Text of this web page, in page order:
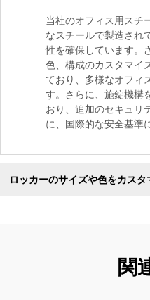
当社のオフィス用スチ
なスチールで製造され
性を確保しています。
色、構成のカスタマイ
ており、多様なオフィ
す。さらに、施錠機構
おり、追加のセキュリ
に、国際的な安全基準
ロッカーのサイズや色をカスタ
関